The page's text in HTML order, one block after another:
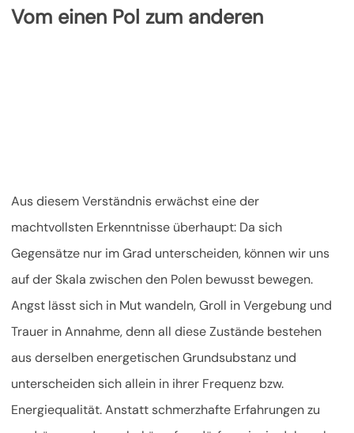
Vom einen Pol zum anderen
Aus diesem Verständnis erwächst eine der
machtvollsten Erkenntnisse überhaupt: Da sich
Gegensätze nur im Grad unterscheiden, können wir uns
auf der Skala zwischen den Polen bewusst bewegen.
Angst lässt sich in Mut wandeln, Groll in Vergebung und
Trauer in Annahme, denn all diese Zustände bestehen
aus derselben energetischen Grundsubstanz und
unterscheiden sich allein in ihrer Frequenz bzw.
Energiequalität. Anstatt schmerzhafte Erfahrungen zu